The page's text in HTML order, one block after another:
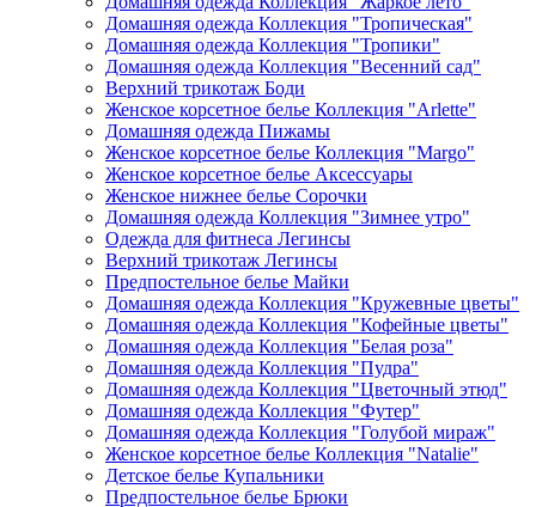
Домашняя одежда Коллекция "Тропическая"
Домашняя одежда Коллекция "Тропики"
Домашняя одежда Коллекция "Весенний сад"
Верхний трикотаж Боди
Женское корсетное белье Коллекция "Arlette"
Домашняя одежда Пижамы
Женское корсетное белье Коллекция "Margo"
Женское корсетное белье Аксессуары
Женское нижнее белье Сорочки
Домашняя одежда Коллекция "Зимнее утро"
Одежда для фитнеса Легинсы
Верхний трикотаж Легинсы
Предпостельное белье Майки
Домашняя одежда Коллекция "Кружевные цветы"
Домашняя одежда Коллекция "Кофейные цветы"
Домашняя одежда Коллекция "Белая роза"
Домашняя одежда Коллекция "Пудра"
Домашняя одежда Коллекция "Цветочный этюд"
Домашняя одежда Коллекция "Футер"
Домашняя одежда Коллекция "Голубой мираж"
Женское корсетное белье Коллекция "Natalie"
Детское белье Купальники
Предпостельное белье Брюки